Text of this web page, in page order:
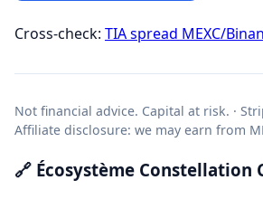
Cross-check: TIA spread MEXC/
Not financial advice. Capital at risk. ·
Affiliate disclosure: we may earn from
🔗 Écosystème Constellation